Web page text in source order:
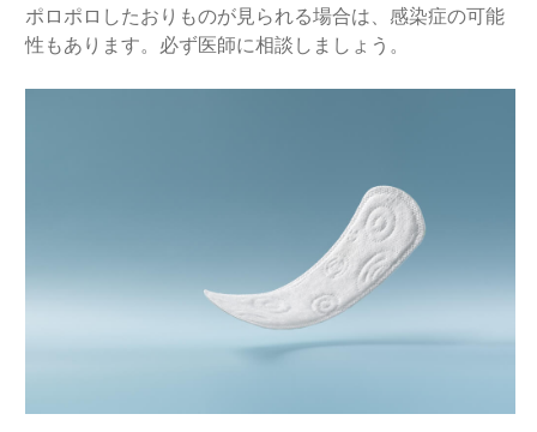
ポロポロしたおりものが見られる場合は、感染症の可能
性もあります。必ず医師に相談しましょう。